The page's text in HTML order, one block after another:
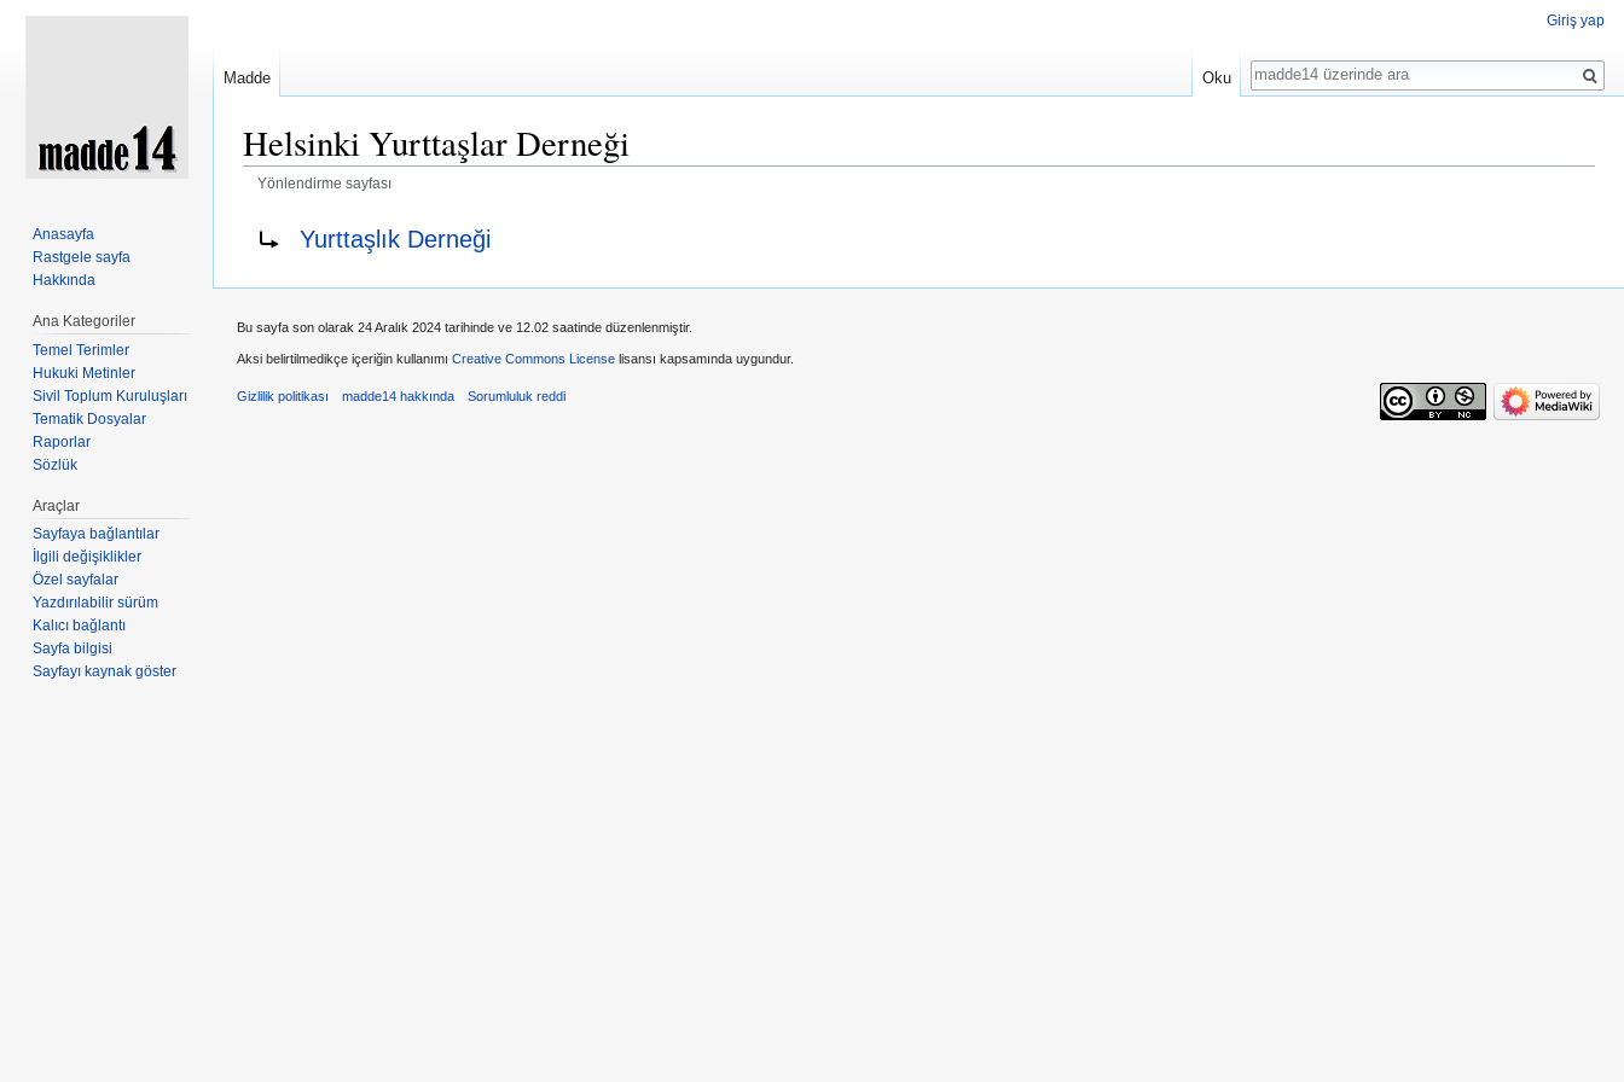
Helsinki Yurttaşlar Derneği
Yönlendirme sayfası
Yurttaşlık Derneği
Giriş yap
Madde Oku
Ara
Anasayfa
Rastgele sayfa
Hakkında
Ana Kategoriler
Temel Terimler
Hukuki Metinler
Sivil Toplum Kuruluşları
Tematik Dosyalar
Raporlar
Sözlük
Araçlar
Sayfaya bağlantılar
İlgili değişiklikler
Özel sayfalar
Yazdırılabilir sürüm
Kalıcı bağlantı
Sayfa bilgisi
Sayfayı kaynak göster
Bu sayfa son olarak 24 Aralık 2024 tarihinde ve 12.02 saatinde düzenlenmiştir.
Aksi belirtilmedikçe içeriğin kullanımı Creative Commons License lisansı kapsamında uygundur.
Gizlilik politikası madde14 hakkında Sorumluluk reddi